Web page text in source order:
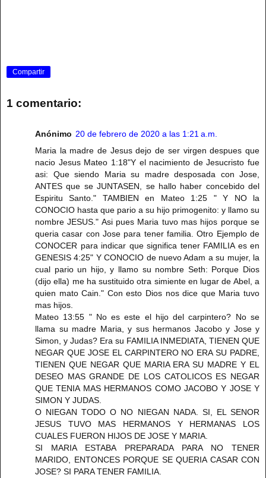
Compartir
1 comentario:
Anónimo 20 de febrero de 2020 a las 1:21 a.m.
Maria la madre de Jesus dejo de ser virgen despues que
nacio Jesus Mateo 1:18"Y el nacimiento de Jesucristo fue
asi: Que siendo Maria su madre desposada con Jose,
ANTES que se JUNTASEN, se hallo haber concebido del
Espiritu Santo." TAMBIEN en Mateo 1:25 " Y NO la
CONOCIO hasta que pario a su hijo primogenito: y llamo su
nombre JESUS." Asi pues Maria tuvo mas hijos porque se
queria casar con Jose para tener familia. Otro Ejemplo de
CONOCER para indicar que significa tener FAMILIA es en
GENESIS 4:25" Y CONOCIO de nuevo Adam a su mujer, la
cual pario un hijo, y llamo su nombre Seth: Porque Dios
(dijo ella) me ha sustituido otra simiente en lugar de Abel, a
quien mato Cain." Con esto Dios nos dice que Maria tuvo
mas hijos.
Mateo 13:55 " No es este el hijo del carpintero? No se
llama su madre Maria, y sus hermanos Jacobo y Jose y
Simon, y Judas? Era su FAMILIA INMEDIATA, TIENEN QUE
NEGAR QUE JOSE EL CARPINTERO NO ERA SU PADRE,
TIENEN QUE NEGAR QUE MARIA ERA SU MADRE Y EL
DESEO MAS GRANDE DE LOS CATOLICOS ES NEGAR
QUE TENIA MAS HERMANOS COMO JACOBO Y JOSE Y
SIMON Y JUDAS.
O NIEGAN TODO O NO NIEGAN NADA. SI, EL SENOR
JESUS TUVO MAS HERMANOS Y HERMANAS LOS
CUALES FUERON HIJOS DE JOSE Y MARIA.
SI MARIA ESTABA PREPARADA PARA NO TENER
MARIDO, ENTONCES PORQUE SE QUERIA CASAR CON
JOSE? SI PARA TENER FAMILIA.